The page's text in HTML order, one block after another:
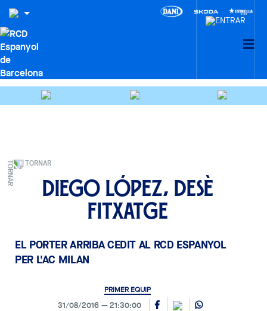
TORNAR
Diego López, desè
fitxatge
EL PORTER ARRIBA CEDIT AL RCD ESPANYOL
PER L'AC MILAN
PRIMER EQUIP
31/08/2016 21:30:00